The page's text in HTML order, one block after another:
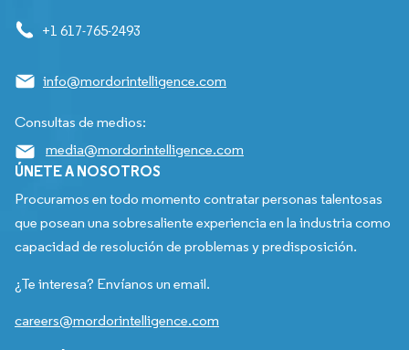
+1 617-765-2493
info@mordorintelligence.com
Consultas de medios:
media@mordorintelligence.com
ÚNETE A NOSOTROS
Procuramos en todo momento contratar personas talentosas
que posean una sobresaliente experiencia en la industria como
capacidad de resolución de problemas y predisposición.
¿Te interesa? Envíanos un email.
careers@mordorintelligence.com